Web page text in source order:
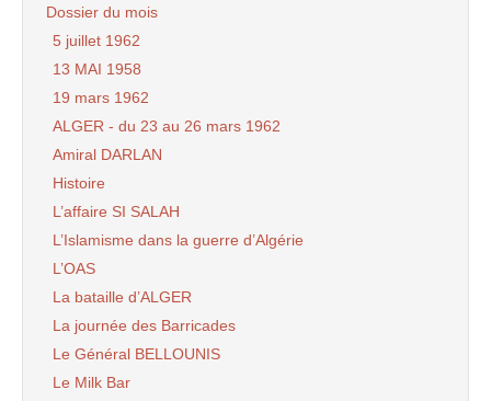
Dossier du mois
5 juillet 1962
13 MAI 1958
19 mars 1962
ALGER - du 23 au 26 mars 1962
Amiral DARLAN
Histoire
L’affaire SI SALAH
L’Islamisme dans la guerre d’Algérie
L’OAS
La bataille d’ALGER
La journée des Barricades
Le Général BELLOUNIS
Le Milk Bar